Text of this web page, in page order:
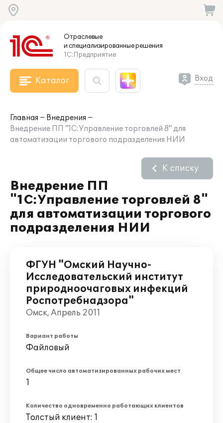
Отраслевые
и специализированныерешения
1С:Предприятие
Каталог Вход
Главная
Внедрения
Внедрение ПП "1С:Управление торговлей 8" для
автоматизации торгового подразделения НИИ
Внедрение ПП
"1С:Управление торговлей 8"
для автоматизации торгового
подразделения НИИ
К списку
ФГУН "Омский Научно-
Исследовательский институт
природноочаговых инфекций
Роспотребнадзора"
Омск, Апрель 2011
Вариант работы
Файловый
Общее число автоматизированных рабочих мест
1
Количество одновременно работающих клиентов
Толстый клиент: 1